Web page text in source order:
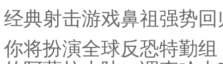
经典射击游戏鼻祖强势
你将扮演全球反恐特勤组